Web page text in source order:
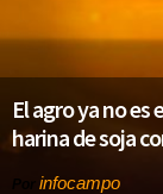
El agro ya no
harina de soja
Por infocampo